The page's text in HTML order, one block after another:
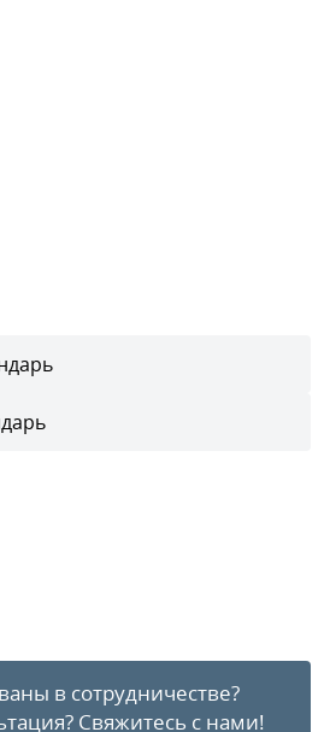
в сотрудничестве?
Свяжитесь с нами!